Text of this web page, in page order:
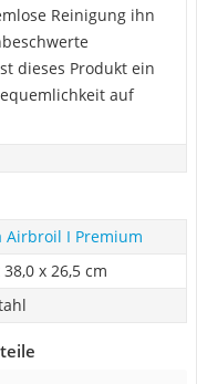
Reinigung ihn
dieses Produkt ein
auf
Airbroil I Premium
38,0 x 26,5 cm